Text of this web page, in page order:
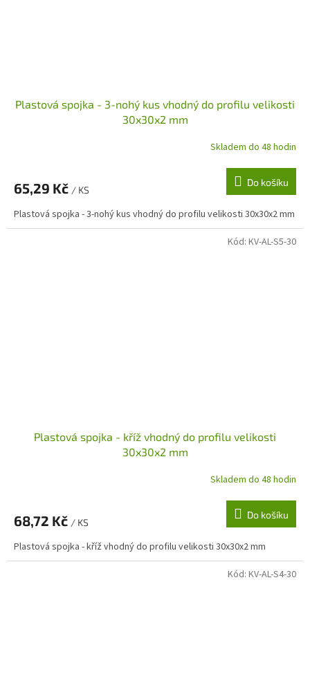
Plastová spojka - 3-nohý kus vhodný do profilu velikosti
30x30x2 mm
Skladem do 48 hodin
65,29 Kč / KS
Do košíku
Plastová spojka - 3-nohý kus vhodný do profilu velikosti 30x30x2 mm
Plastová spojka - kříž vhodný do profilu velikosti
30x30x2 mm
Skladem do 48 hodin
68,72 Kč / KS
Do košíku
Plastová spojka - kříž vhodný do profilu velikosti 30x30x2 mm
Kód: KV-AL-S5-30
Kód: KV-AL-S4-30